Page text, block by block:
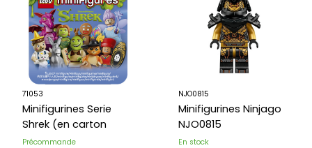
PRODUITS DÉRIVÉS
A PROPOS
ACTUALITÉS
ANNIVERSAIRE
BONS CADEAUX
71053
Minifigurines Serie
Shrek (en carton
d'origine)
Précommande
NJO0815
Minifigurines Ninjago
NJO0815
En stock